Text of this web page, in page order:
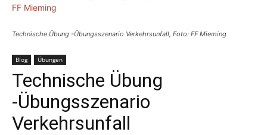
Technische Übung -Übungsszenario Verkehrsunfall, Foto: FF Mieming
Blog Übungen
Technische Übung
-Übungsszenario
Verkehrsunfall